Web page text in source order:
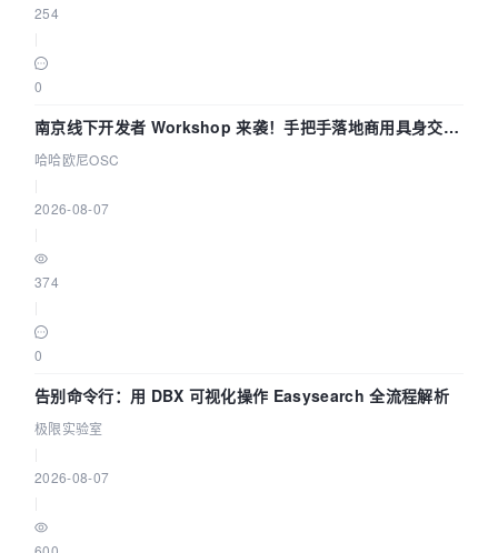
254
0
南京线下开发者 Workshop 来袭！手把手落地商用具身交互
智能 Agent 应用
哈哈欧尼OSC
2026-08-07
374
0
告别命令行：用 DBX 可视化操作 Easysearch 全流程解析
极限实验室
2026-08-07